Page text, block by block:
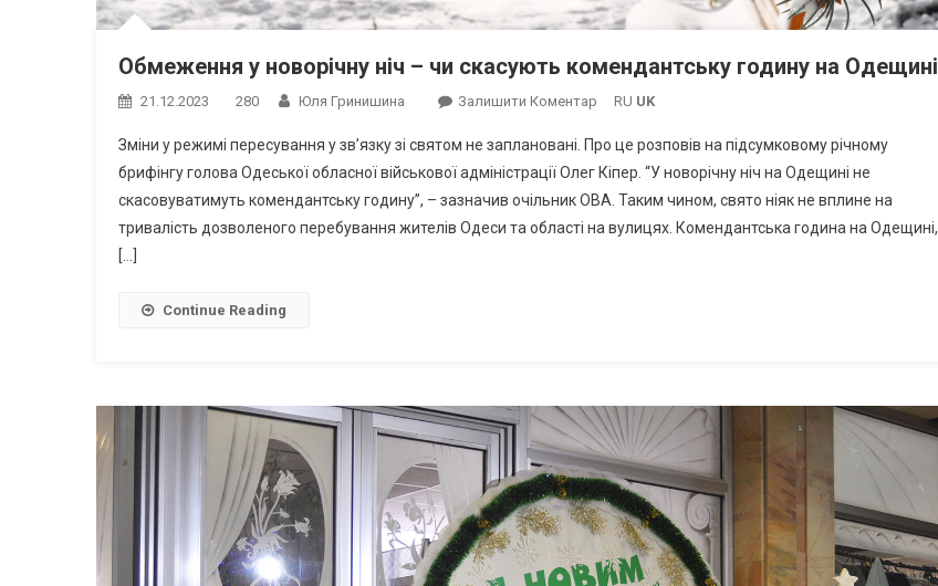
Обмеження у новорічну ніч – чи скасують комендантську годину на Одещині
21.12.2023 280 Юля Гринишина Залишити Коментар
У
Новорічну
Ніч
–
RU UK
Зміни у режимі пересування у зв’язку зі святом не заплановані. Про це розповів на підсумковому річному
брифінгу голова Одеської обласної військової адміністрації Олег Кіпер. “У новорічну ніч на Одещині не
скасовуватимуть комендантську годину”, – зазначив очільник ОВА. Таким чином, свято ніяк не вплине на
тривалість дозволеного перебування жителів Одеси та області на вулицях. Комендантська година на Одещині,
[…]
Continue Reading